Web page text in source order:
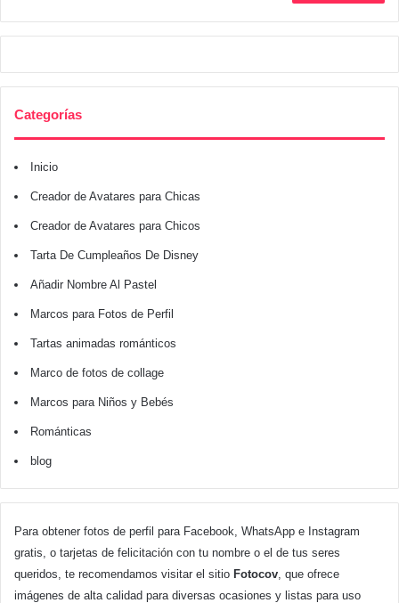
Categorías
Inicio
Creador de Avatares para Chicas
Creador de Avatares para Chicos
Tarta De Cumpleaños De Disney
Añadir Nombre Al Pastel
Marcos para Fotos de Perfil
Tartas animadas románticos
Marco de fotos de collage
Marcos para Niños y Bebés
Románticas
blog
Para obtener fotos de perfil para Facebook, WhatsApp e Instagram
gratis, o tarjetas de felicitación con tu nombre o el de tus seres
queridos, te recomendamos visitar el sitio Fotocov , que ofrece
imágenes de alta calidad para diversas ocasiones y listas para uso